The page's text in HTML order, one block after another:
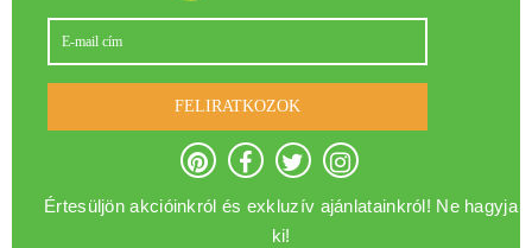
FELIRATKOZOK
Értesüljön akcióinkról és exkluzív ajánlatainkról! Ne hagyja
ki!